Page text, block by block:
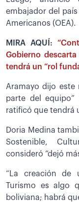
embajador del
Americanos (OEA).
MIRA AQUÍ:
Gobierno
tendrá un “rol
Aramayo dijo este
parte del equipo”
ratificó que tendrá
Doria Medina
Sostenible,
consideró ”dejó
“La creación de
Turismo es algo
boliviana; habrá